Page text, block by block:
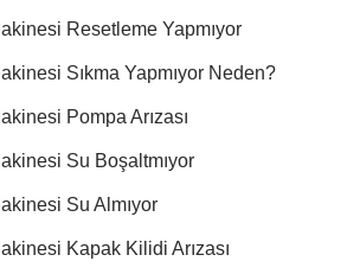
Resetleme Yapmıyor
Sıkma Yapmıyor Neden?
Pompa Arızası
Su Boşaltmıyor
Su Almıyor
Kapak Kilidi Arızası